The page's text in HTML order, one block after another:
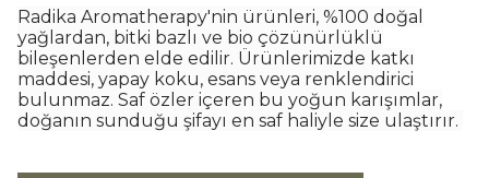
Radika Aromatherapy'nin ürünleri, %100 doğal
yağlardan, bitki bazlı ve bio çözünürlüklü
bileşenlerden elde edilir. Ürünlerimizde katkı
maddesi, yapay koku, esans veya renklendirici
bulunmaz. Saf özler içeren bu yoğun karışımlar,
doğanın sunduğu şifayı en saf haliyle size ulaştırır.